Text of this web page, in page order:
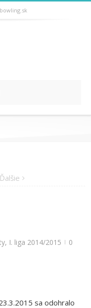
Ďalšie
, I. liga 2014/2015 |
0
sa odohralo